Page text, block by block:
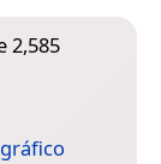
2,585